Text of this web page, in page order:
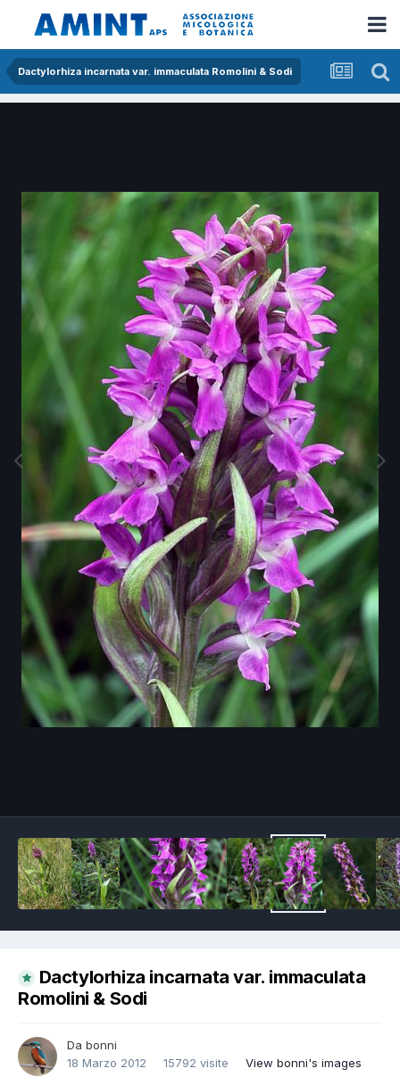
Dactylorhiza incarnata var. immaculata Romolini & Sodi
Dactylorhiza incarnata var. immaculata
Romolini & Sodi
Da bonni
18 Marzo 2012
15792 visite View bonni's images